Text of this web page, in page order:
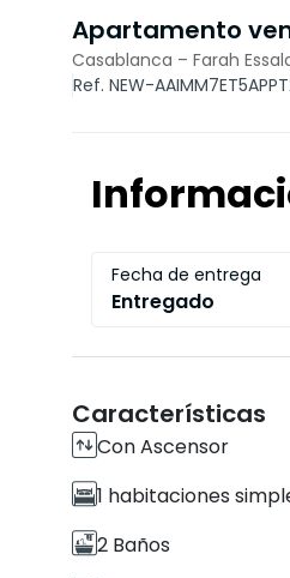
Apartamento
Casablanca – Farah
Ref. NEW-
Fecha de entrega
Entregado
Características
Con Ascensor
1 habitaciones
2 Baños